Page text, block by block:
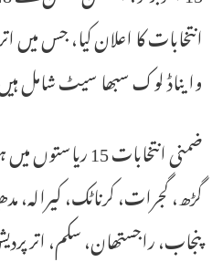
انتخابات کا اعلان کیا، جس میں
وایناڈ لوک سبھا سیٹ شامل
ضمنی انتخابات
گڑھ، گجرات، کرناٹک، کیرالہ،
پنجاب، راجستھان، سکم، اتر